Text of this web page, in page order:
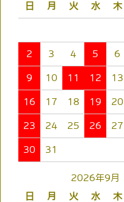
日
月 火 水 木
2 3 4 5 6
9 10 11 12 13
16 17 18 19 20
23 24 25 26 27
30 31
2026年9月
日
月 火 水 木